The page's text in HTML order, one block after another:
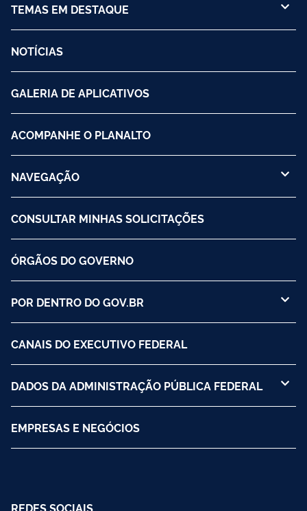
TEMAS EM DESTAQUE
NOTÍCIAS
GALERIA DE APLICATIVOS
ACOMPANHE O PLANALTO
NAVEGAÇÃO
CONSULTAR MINHAS SOLICITAÇÕES
ÓRGÃOS DO GOVERNO
POR DENTRO DO GOV.BR
CANAIS DO EXECUTIVO FEDERAL
DADOS DA ADMINISTRAÇÃO PÚBLICA FEDERAL
EMPRESAS E NEGÓCIOS
REDES SOCIAIS